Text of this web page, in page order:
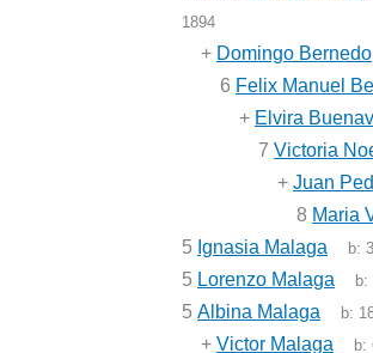
1894
+ Domingo Bernedo
6 Felix Manuel
+ Elvira
7 Victoria
+ Juan
8 Maria
5 Ignasia Malaga b:
5 Lorenzo Malaga b:
5 Albina Malaga b:
+ Victor Malaga b: